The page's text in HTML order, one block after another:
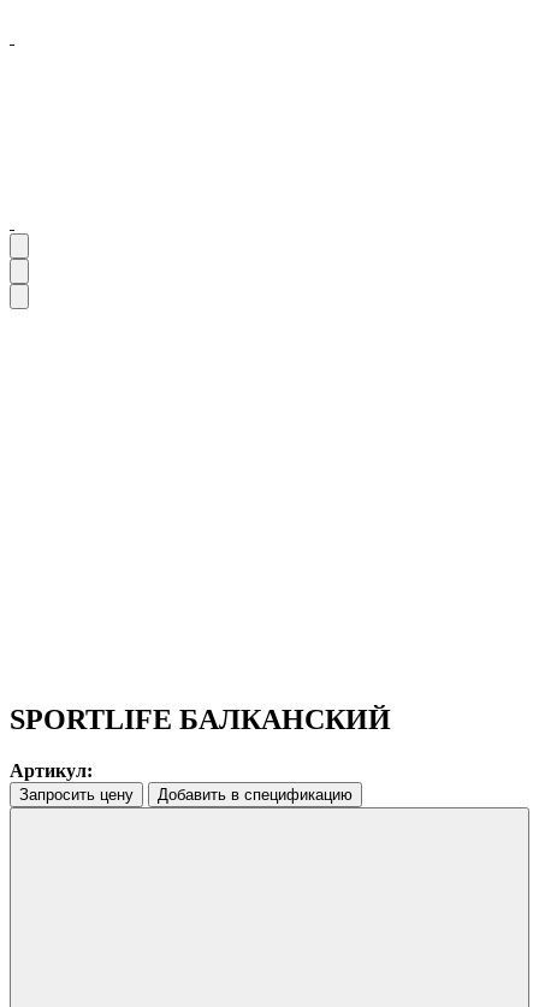
SPORTLIFE БАЛКАНСКИЙ
Артикул:
Запросить цену Добавить в спецификацию